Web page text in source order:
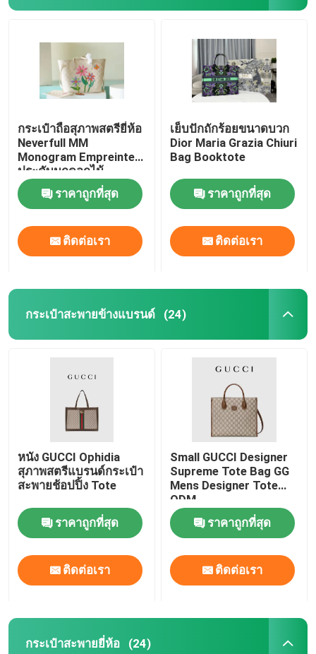
กระเป๋าถือสุภาพสตรียี่ห้อ
Neverfull MM
Monogram Empreinte
ประดับมุกดอกไม้
ราคาถูกที่สุด
ติดต่อเรา
เย็บปักถักร้อยขนาดบวก
Dior Maria Grazia Chiuri
Bag Booktote
ราคาถูกที่สุด
ติดต่อเรา
กระเป๋าสะพายข้างแบรนด์ (24)
หนัง GUCCI Ophidia
สุภาพสตรีแบรนด์กระเป๋า
สะพายช้อปปิ้ง Tote
ราคาถูกที่สุด
ติดต่อเรา
Small GUCCI Designer
Supreme Tote Bag GG
Mens Designer Tote
ODM
ราคาถูกที่สุด
ติดต่อเรา
กระเป๋าสะพายยี่ห้อ (24)